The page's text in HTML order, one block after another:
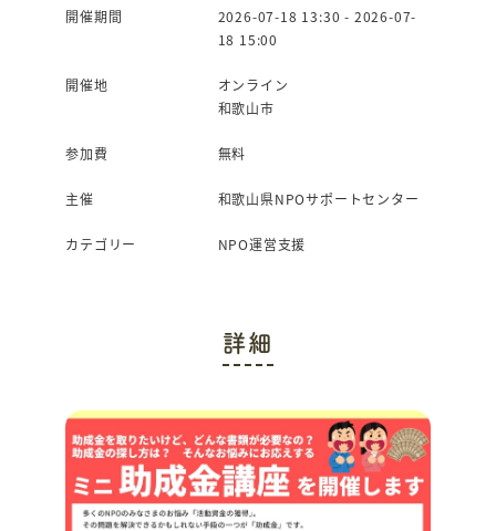
o
開催期間
2026-07-18 13:30 - 2026-07-
18 15:00
開催地
オンライン
和歌山市
参加費 無料
主催 和歌山県NPOサポートセンター
カテゴリー NPO運営支援
詳細